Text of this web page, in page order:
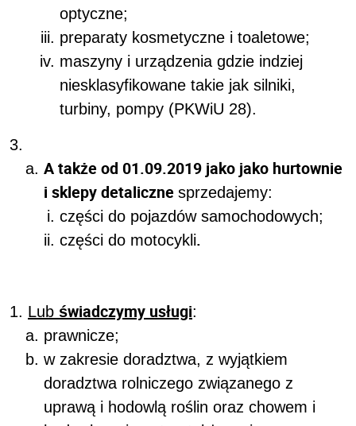
optyczne;
preparaty kosmetyczne i toaletowe;
maszyny i urządzenia gdzie indziej
niesklasyfikowane takie jak silniki,
turbiny, pompy (PKWiU 28).
A także od 01.09.2019 jako jako hurtownie
i sklepy detaliczne sprzedajemy:
części do pojazdów samochodowych;
części do motocykli.
Lub świadczymy usługi:
prawnicze;
w zakresie doradztwa, z wyjątkiem
doradztwa rolniczego związanego z
uprawą i hodowlą roślin oraz chowem i